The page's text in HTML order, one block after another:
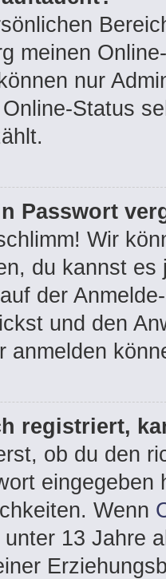
meinen
nur
Status
Passwort
Wir
du kannst
der
und den
anmelden
registriert,
ob du den
eingegeben
Wenn
13 Jahre